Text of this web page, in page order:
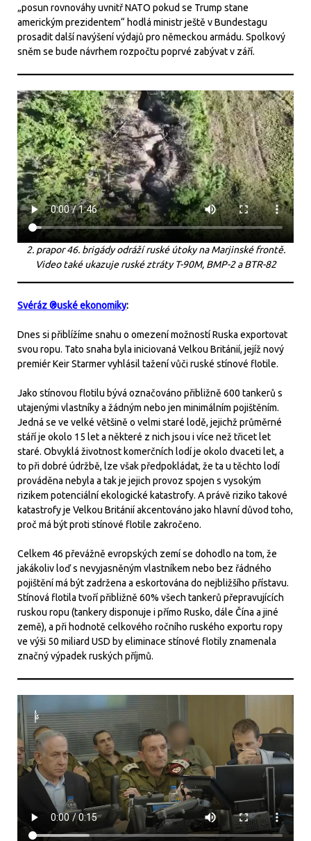
„posun rovnováhy uvnitř NATO pokud se Trump stane
americkým prezidentem“ hodlá ministr ještě v Bundestagu
prosadit další navýšení výdajů pro německou armádu. Spolkový
sněm se bude návrhem rozpočtu poprvé zabývat v září.
2. prapor 46. brigády odráží ruské útoky na Marjinské frontě.
Video také ukazuje ruské ztráty T-90M, BMP-2 a BTR-82
Svéráz ®uské ekonomiky:
Dnes si přiblížíme snahu o omezení možností Ruska exportovat
svou ropu. Tato snaha byla iniciovaná Velkou Británií, jejíž nový
premiér Keir Starmer vyhlásil tažení vůči ruské stínové flotile.
Jako stínovou flotilu bývá označováno přibližně 600 tankerů s
utajenými vlastníky a žádným nebo jen minimálním pojištěním.
Jedná se ve velké většině o velmi staré lodě, jejichž průměrné
stáří je okolo 15 let a některé z nich jsou i více než třicet let
staré. Obvyklá životnost komerčních lodí je okolo dvaceti let, a
to při dobré údržbě, lze však předpokládat, že ta u těchto lodí
prováděna nebyla a tak je jejich provoz spojen s vysokým
rizikem potenciální ekologické katastrofy. A právě riziko takové
katastrofy je Velkou Británií akcentováno jako hlavní důvod toho,
proč má být proti stínové flotile zakročeno.
Celkem 46 převážně evropských zemí se dohodlo na tom, že
jakákoliv loď s nevyjasněným vlastníkem nebo bez řádného
pojištění má být zadržena a eskortována do nejbližšího přístavu.
Stínová flotila tvoří přibližně 60% všech tankerů přepravujících
ruskou ropu (tankery disponuje i přímo Rusko, dále Čína a jiné
země), a při hodnotě celkového ročního ruského exportu ropy
ve výši 50 miliard USD by eliminace stínové flotily znamenala
značný výpadek ruských příjmů.